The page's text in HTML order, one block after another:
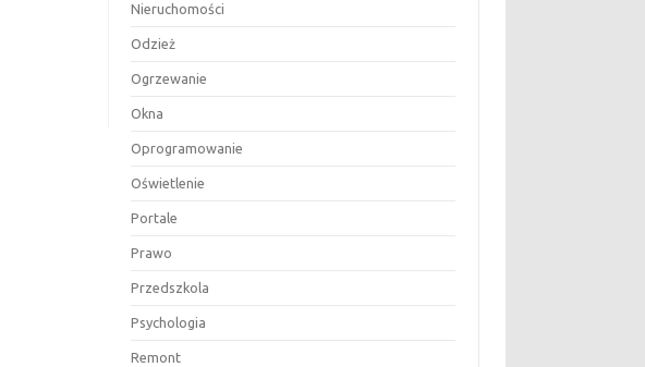
Nieruchomości
Odzież
Ogrzewanie
Okna
Oprogramowanie
Oświetlenie
Portale
Prawo
Przedszkola
Psychologia
Remont